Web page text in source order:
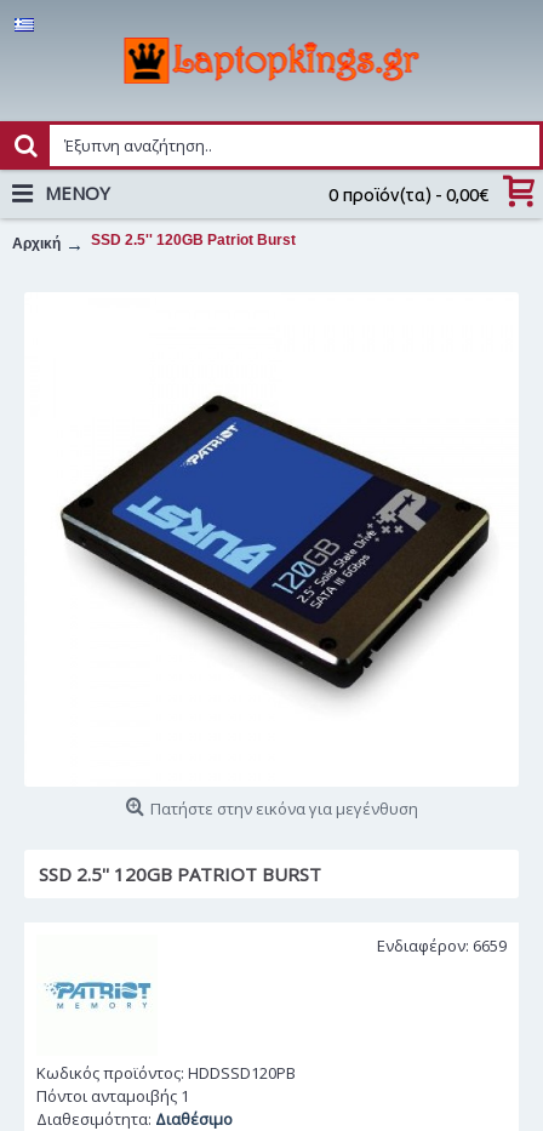
0 προϊόν(τα) - 0,00€
MENOY
Αρχική SSD 2.5'' 120GB Patriot Burst
Πατήστε στην εικόνα για μεγένθυση
SSD 2.5'' 120GB PATRIOT BURST
Ενδιαφέρον: 6659
Κωδικός προϊόντος: HDDSSD120PB
Πόντοι ανταμοιβής 1
Διαθεσιμότητα: Διαθέσιμο